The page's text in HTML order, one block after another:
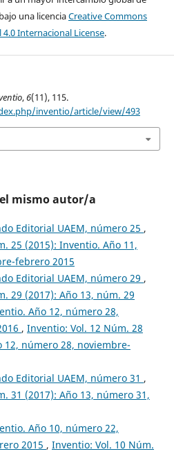
una licenciaCreative Commons
Internacional License.
,6(11), 115.
inventio/article/view/493
mismo autor/a
Editorial UAEM, número 25 ,
25 (2015): Inventio. Año 11,
febrero 2015
Editorial UAEM, número 29 ,
29 (2017): Año 13, núm. 29
Año 12, número 28,
, Inventio: Vol. 12 Núm. 28
12, número 28, noviembre-
Editorial UAEM, número 31 ,
31 (2017): Año 13, número 31,
Año 10, número 22,
2015 , Inventio: Vol. 10 Núm.